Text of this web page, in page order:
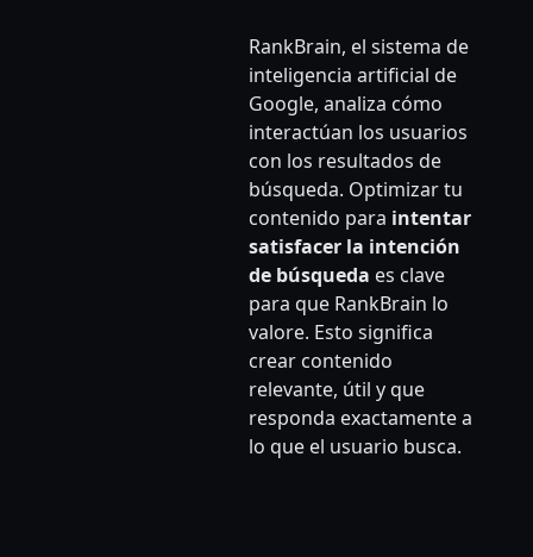
RankBrain, el sistema de
inteligencia artificial de
Google, analiza cómo
interactúan los usuarios
con los resultados de
búsqueda. Optimizar tu
contenido para intentar
satisfacer la intención
de búsqueda es clave
para que RankBrain lo
valore. Esto significa
crear contenido
relevante, útil y que
responda exactamente a
lo que el usuario busca.